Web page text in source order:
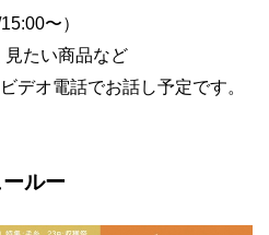
〜）
たい商品など
デオ電話でお話し予定です。
ルー